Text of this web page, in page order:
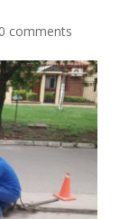
0 comments